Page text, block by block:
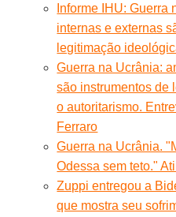
Informe IHU: Guerra
internas e externas
legitimação
Guerra na Ucrânia:
são instrumentos de
o autoritarismo.
Ferraro
Guerra na Ucrânia.
Odessa sem teto."
Zuppi entregou a
que mostra seu